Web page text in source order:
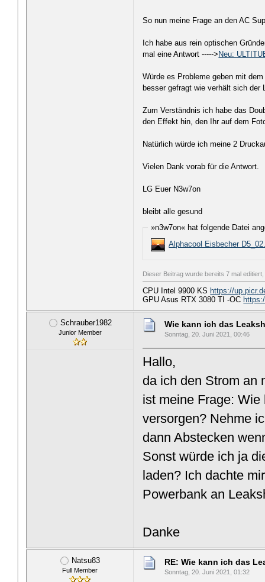
So nun meine Frage an den AC
Ich habe aus rein optischen
mal eine Antwort -----> Neu:
Würde es Probleme geben mit
besser gefragt wie verhält sich der
Zum Verständnis ich habe das
den Effekt hin, den Ihr auf dem
Natürlich würde ich meine 2
Vielen Dank vorab für die Antwort.
LG Euer N3w7on
bleibt alle gesund
»n3w7on« hat folgende Datei
Alphacool Eisbecher
Dieser Beitrag wurde bereits 7 mal
CPU Intel 9900 KS https://
GPU Asus RTX 3080 TI -OC
Schrauber1982
Junior Member
Wie kann ich das
Sonntag, 20. Juni 2021, 00:46
Hallo,
da ich den Strom an
ist meine Frage:
versorgen? Nehme
dann Abstecken
Sonst würde ich ja
laden? Ich dachte
Powerbank an
Danke
Natsu83
Full Member
RE: Wie kann ich das
Sonntag, 20. Juni 2021, 01:32